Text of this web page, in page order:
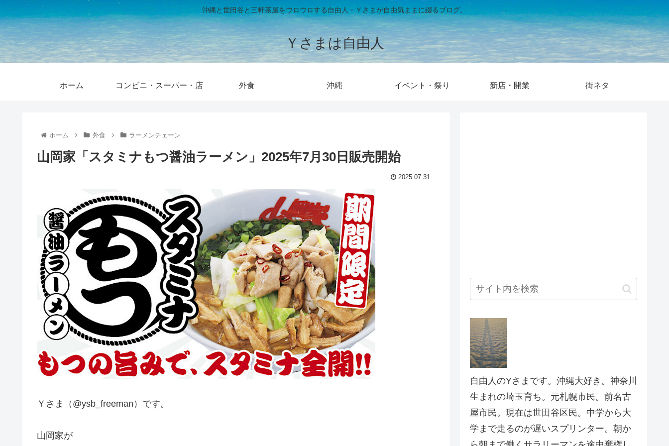
沖縄と世田谷と三軒茶屋をウロウロする自由人・Ｙさまが自由気ままに綴るブログ。
Ｙさまは自由人
ホーム コンビニ・スーパー・店 外食 沖縄 イベント・祭り 新店・開業 街ネタ
ホーム 外食 ラーメンチェーン
山岡家「スタミナもつ醤油ラーメン」2025年7月30日販売開始
2025.07.31
Ｙさま（@ysb_freeman）です。
山岡家が
自由人のYさまです。沖縄大好き。神奈川
生まれの埼玉育ち。元札幌市民。前名古
屋市民。現在は世田谷区民。中学から大
学まで走るのが遅いスプリンター。朝か